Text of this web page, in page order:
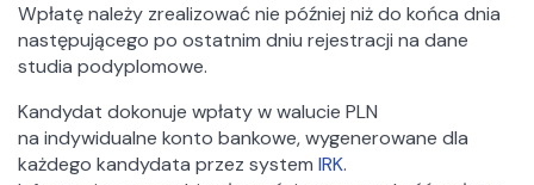
Wpłatę należy zrealizować nie później niż do końca dnia
następującego po ostatnim dniu rejestracji na dane
studia podyplomowe.
Kandydat dokonuje wpłaty w walucie PLN
na indywidualne konto bankowe, wygenerowane dla
każdego kandydata przez system IRK.